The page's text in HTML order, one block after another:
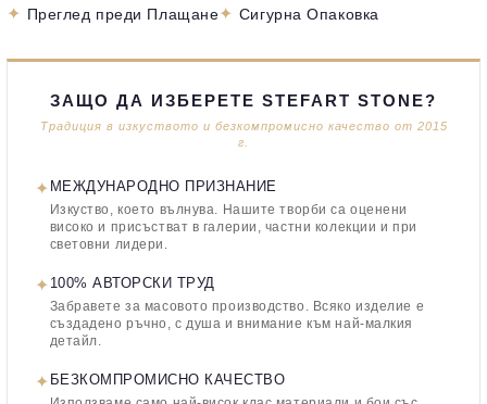
✦ Преглед преди Плащане✦ Сигурна Опаковка
ЗАЩО ДА ИЗБЕРЕТЕ STEFART STONE?
Традиция в изкуството и безкомпромисно качество от 2015
г.
✦ МЕЖДУНАРОДНО ПРИЗНАНИЕ
Изкуство, което вълнува. Нашите творби са оценени
високо и присъстват в галерии, частни колекции и при
световни лидери.
✦ 100% АВТОРСКИ ТРУД
Забравете за масовото производство. Всяко изделие е
създадено ръчно, с душа и внимание към най-малкия
детайл.
✦ БЕЗКОМПРОМИСНО КАЧЕСТВО